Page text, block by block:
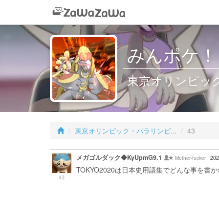
みんポケ！
東京オリンピッ
東京オリンピック・パラリンピ... 43
43
メガゴルダック◆KyUpmG9.1 Mother-fucker
TOKYO2020は日本史用語集でどんな事を書